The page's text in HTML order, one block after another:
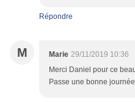
Répondre
M Marie 29/11/2019 10:36
Merci Daniel pour ce
Passe une bonne